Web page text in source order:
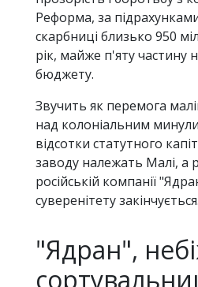
Реформа, за
скарбниці близько 950
рік, майже п'яту частину
бюджету.
Звучить як перемога
над колоніальним
відсотки статутного
заводу належать Малі, а
російській компанії
суверенітету закінчується.
"Ядран",